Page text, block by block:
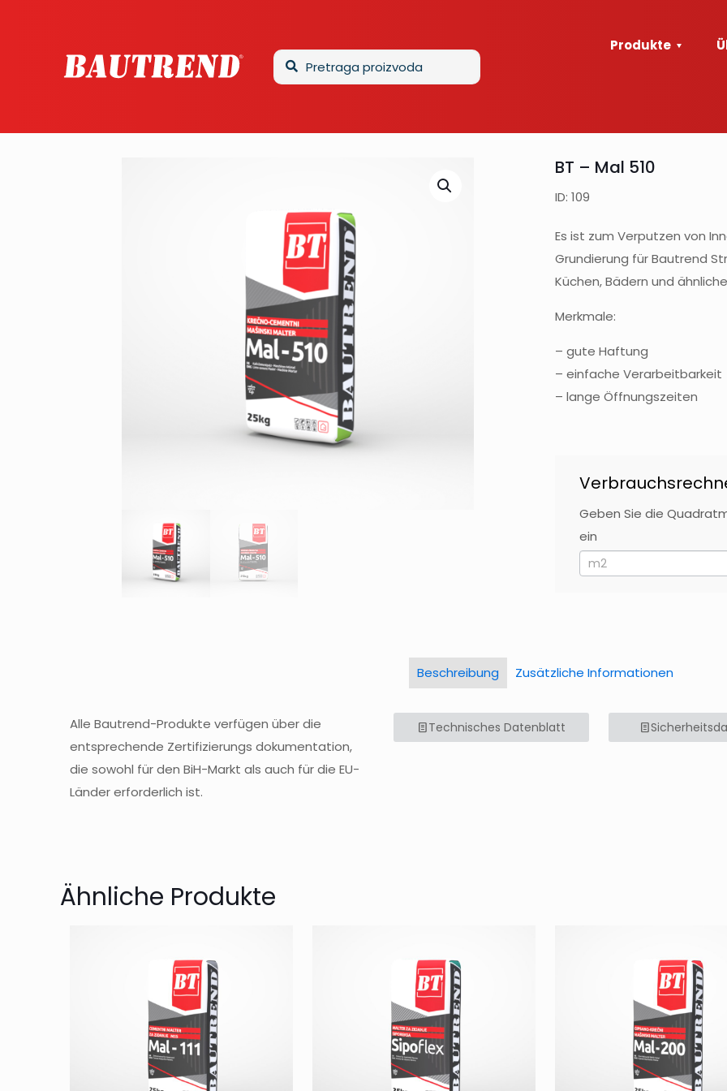
Produkte
BT – Mal 510
ID: 109
Es ist zum Verputzen von
Grundierung für Bautrend
Küchen, Bädern und
Merkmale:
– gute Haftung
– einfache Verarbeitbarkeit
– lange Öffnungszeiten
MAL
DE
Geben Sie die
ein
Falls
Du
menschlich
bist,
leer.
Beschreibung Zusätzliche Informationen
Alle Bautrend-Produkte verfügen über die
entsprechende Zertifizierungs dokumentation,
die sowohl für den BiH-Markt als auch für die EU-
Länder erforderlich ist.
Technisches Datenblatt
Ähnliche Produkte